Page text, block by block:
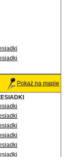
Pokaż na mapie